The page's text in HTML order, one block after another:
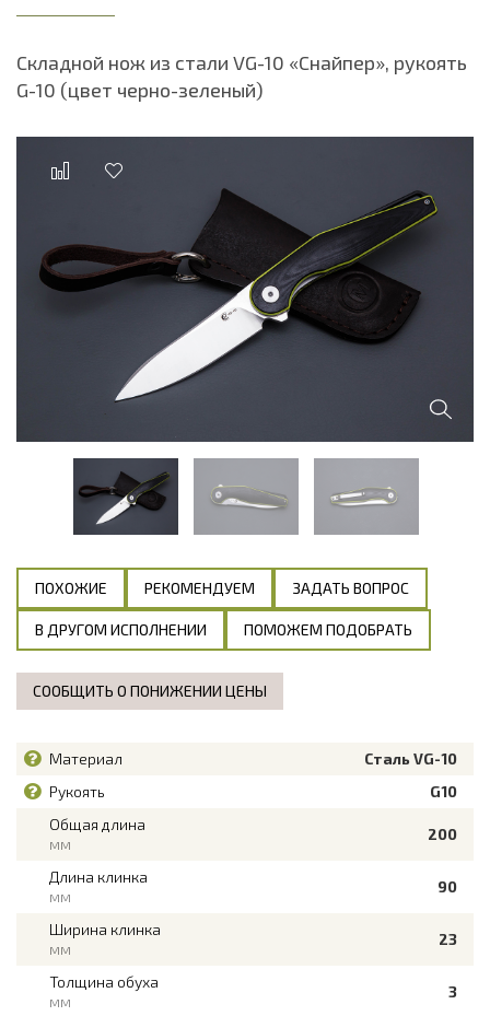
Складной нож из стали VG-10 «Снайпер», рукоять
G-10 (цвет черно-зеленый)
ПОХОЖИЕ РЕКОМЕНДУЕМ ЗАДАТЬ ВОПРОС
В ДРУГОМ ИСПОЛНЕНИИ ПОМОЖЕМ ПОДОБРАТЬ
СООБЩИТЬ О ПОНИЖЕНИИ ЦЕНЫ
Материал
Сталь VG-10
Рукоять
G10
Общая длина
мм
200
Длина клинка
мм
90
Ширина клинка
мм
23
Толщина обуха
мм
3